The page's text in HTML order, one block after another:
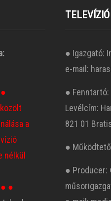
a
nélkül
●
TELEVÍZIÓ
● Igazgató:
e-mail:
●
Levélcím:
821 01
●
● Producer: